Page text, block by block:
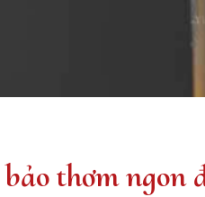
thơm ngon